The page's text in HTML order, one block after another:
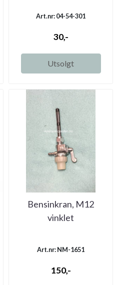
Art.nr: 04-54-301
30,-
Utsolgt
Bensinkran, M12
vinklet
Art.nr: NM-1651
150,-